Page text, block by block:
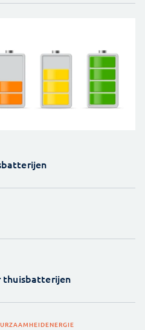
thuisbatterijen
ENERGIE